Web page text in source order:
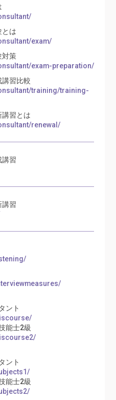
は
exam/
対策
exam-preparation/
習比較
training/training-
習とは
renewal/
習
習
ント
能士2級
ント
能士2級